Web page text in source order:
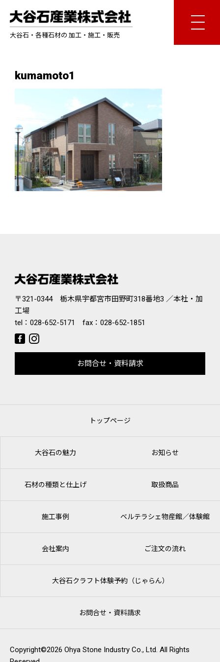
大谷石・各種石材の 加工・施工・販売
kumamoto1
〒321-0344 栃木県宇都宮市田野町318番地3 ／本社・加
工場
tel： 028-652-5171 fax：028-652-1851
お問合せ・資料請求
トップページ
大谷石の魅力 お知らせ
石材の種類と仕上げ 取扱商品
施工事例 ベルテラシェ物産館／体験館
会社案内 ご注文の流れ
大谷石クラフト体験予約（じゃらん）
お問合せ・資料請求
Copyright©2026 Ohya Stone Industry Co., Ltd. All Rights